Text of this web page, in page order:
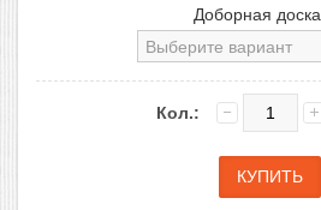
Доборная доска
Кол.: